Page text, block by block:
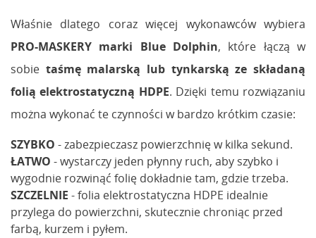
Właśnie dlatego coraz więcej wykonawców wybiera
PRO-MASKERY marki Blue Dolphin, które łączą w
sobie taśmę malarską lub tynkarską ze składaną
folią elektrostatyczną HDPE. Dzięki temu rozwiązaniu
można wykonać te czynności w bardzo krótkim czasie:
SZYBKO - zabezpieczasz powierzchnię w kilka sekund.
ŁATWO - wystarczy jeden płynny ruch, aby szybko i
wygodnie rozwinąć folię dokładnie tam, gdzie trzeba.
SZCZELNIE - folia elektrostatyczna HDPE idealnie
przylega do powierzchni, skutecznie chroniąc przed
farbą, kurzem i pyłem.